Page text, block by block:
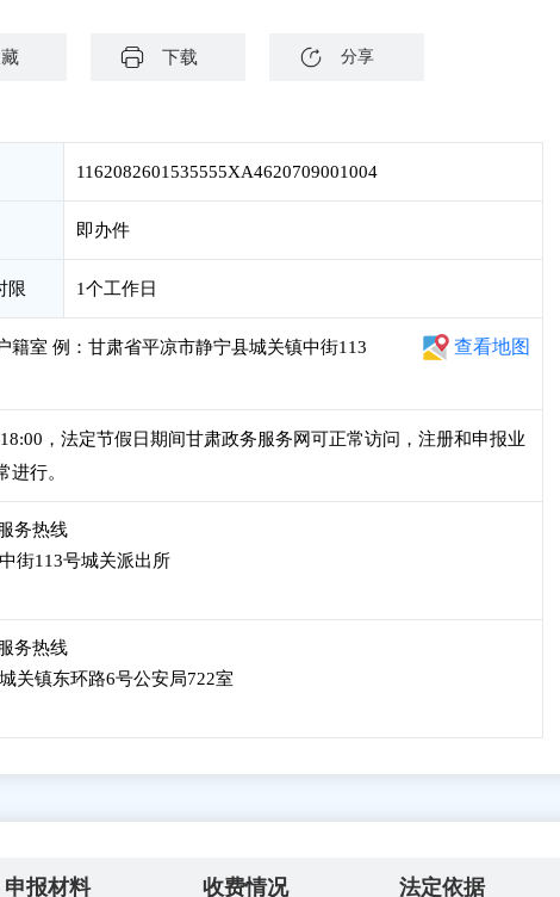
下载 分享
1162082601535555XA4620709001004
即办件
限 1个工作日
籍室 例：甘肃省平凉市静宁县城关镇中街113
查看地图
，法定节假日期间甘肃政务服务网可正常访问，注册和申报业
行。
务热线
街113号城关派出所
务热线
关镇东环路6号公安局722室
申报材料 收费情况 法定依据